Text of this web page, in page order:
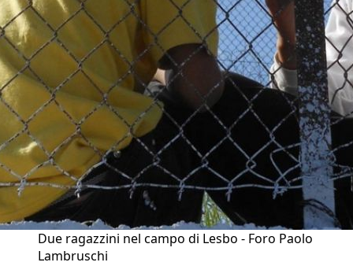
Due ragazzini nel campo di Lesbo - Foro Paolo
Lambruschi